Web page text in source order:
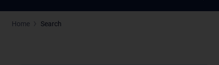
Home Search